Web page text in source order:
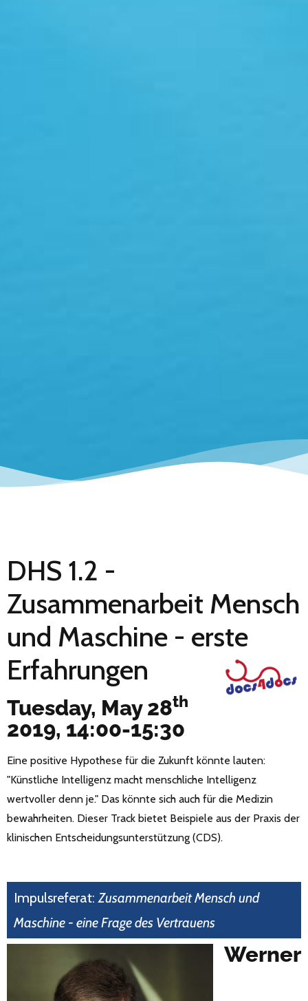
DHS 1.2 -
Zusammenarbeit Mensch
und Maschine - erste
Erfahrungen
Tuesday, May 28th
2019, 14:00-15:30
Eine positive Hypothese für die Zukunft könnte lauten:
"Künstliche Intelligenz macht menschliche Intelligenz
wertvoller denn je." Das könnte sich auch für die Medizin
bewahrheiten. Dieser Track bietet Beispiele aus der Praxis der
klinischen Entscheidungsunterstützung (CDS).
Impulsreferat: Zusammenarbeit Mensch und
Maschine - eine Frage des Vertrauens
Werner